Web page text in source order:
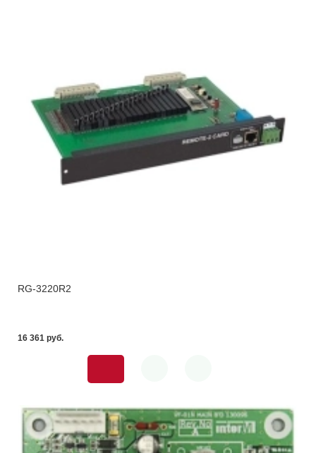
RG-3220R2
16 361 pуб.